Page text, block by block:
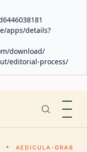
apps/details?
download/
editorial-process/
AEDICULA-GRAB